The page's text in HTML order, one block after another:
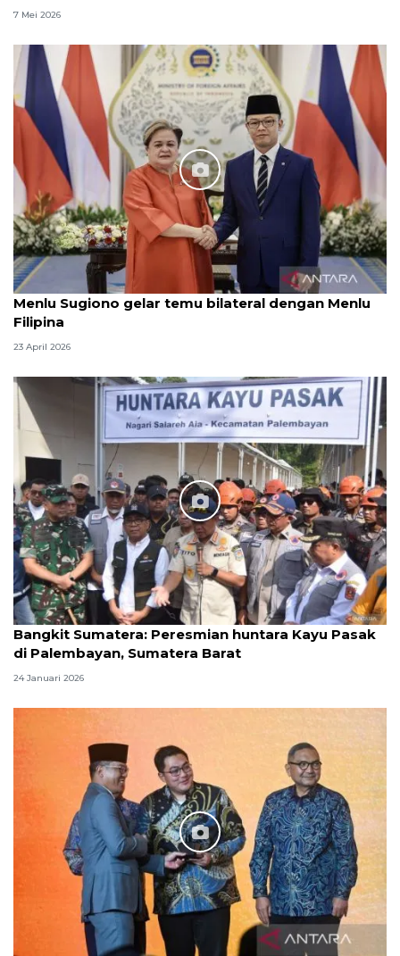
7 Mei 2026
Menlu Sugiono gelar temu bilateral dengan Menlu
Filipina
23 April 2026
Bangkit Sumatera: Peresmian huntara Kayu Pasak
di Palembayan, Sumatera Barat
24 Januari 2026